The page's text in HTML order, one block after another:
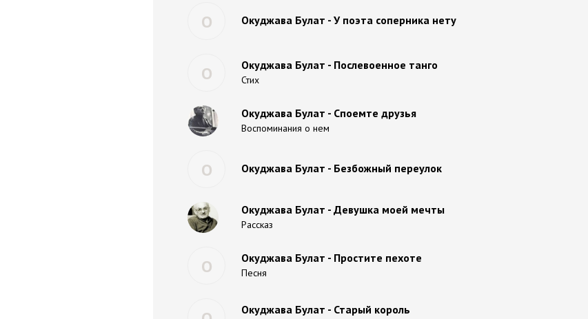
О Окуджава Булат - У поэта соперника нету
О Окуджава Булат - Послевоенное танго
Стих
Окуджава Булат - Споемте друзья
Воспоминания о нем
О Окуджава Булат - Безбожный переулок
Окуджава Булат - Девушка моей мечты
Рассказ
О Окуджава Булат - Простите пехоте
Песня
Окуджава Булат - Старый король